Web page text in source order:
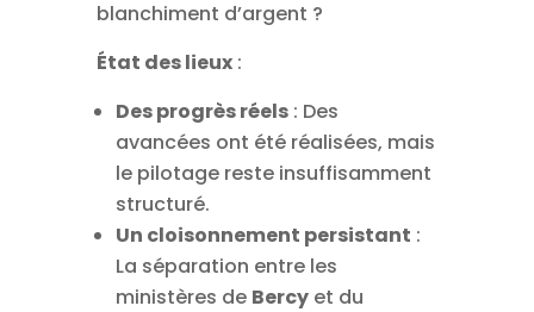
blanchiment d’argent ?
État des lieux:
Des progrès réels: Des
avancées ont été réalisées, mais
le pilotage reste insuffisamment
structuré.
Un cloisonnement persistant :
La séparation entre les
ministères de Bercyet du